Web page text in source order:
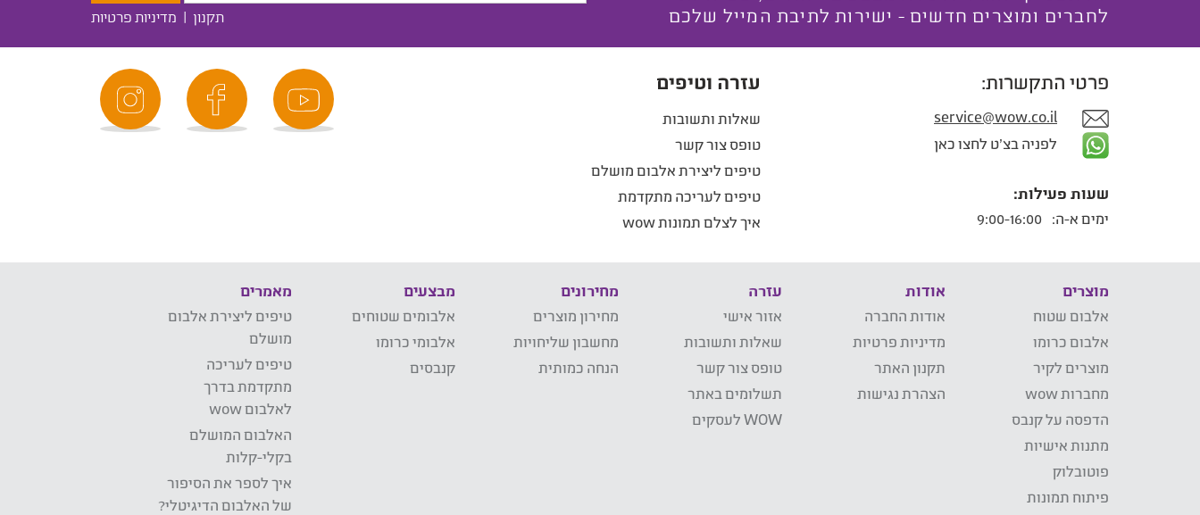
לחברים ומוצרים חדשים - ישירות לתיבת המייל שלכם
תקנון | מדיניות פרטיות
פרטי התקשרות:
service@wow.co.il
לפניה בצ'ט לחצו כאן
שעות פעילות:
ימים א-ה:
עזרה וטיפים
שאלות ותשובות
טופס צור קשר
טיפים ליצירת אלבום מושלם
טיפים לעריכה מתקדמת
איך לצלם תמונות wow
מוצרים
אלבום שטוח
אלבום כרומו
מוצרים לקיר
מחברות wow
הדפסה על קנבס
מתנות אישיות
פוטובלוק
פיתוח תמונות
אודות
אודות החברה
מדיניות פרטיות
תקנון האתר
הצהרת נגישות
עזרה
אזור אישי
שאלות ותשובות
טופס צור קשר
תשלומים באתר
WOW לעסקים
מחירונים
מחירון מוצרים
מחשבון שליחויות
הנחה כמותית
מבצעים
אלבומים שטוחים
אלבומי כרומו
קנבסים
מאמרים
טיפים ליצירת אלבום
מושלם
טיפים לעריכה
מתקדמת בדרך
לאלבום wow
האלבום המושלם
בקלי-קלות
איך לספר את הסיפור
של האלבום הדיגיטלי?